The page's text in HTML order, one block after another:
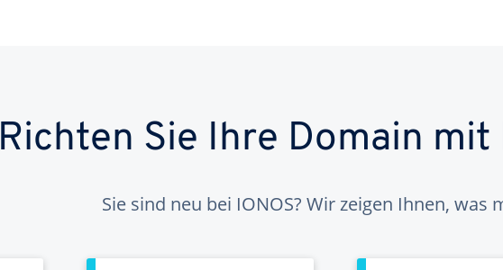
Richten Sie Ihre Domain mit
Sie sind neu bei IONOS? Wir zeigen Ihnen, was